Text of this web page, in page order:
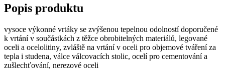
Popis produktu
vysoce výkonné vrtáky se zvýšenou tepelnou odolností doporučené
k vrtání v součástkách z těžce obrobitelných materiálů, legované
oceli a ocelolitiny, zvláště na vrtání v oceli pro objemové tváření za
tepla i studena, válce válcovacích stolic, ocelí pro cementování a
zušlechťování, nerezové oceli